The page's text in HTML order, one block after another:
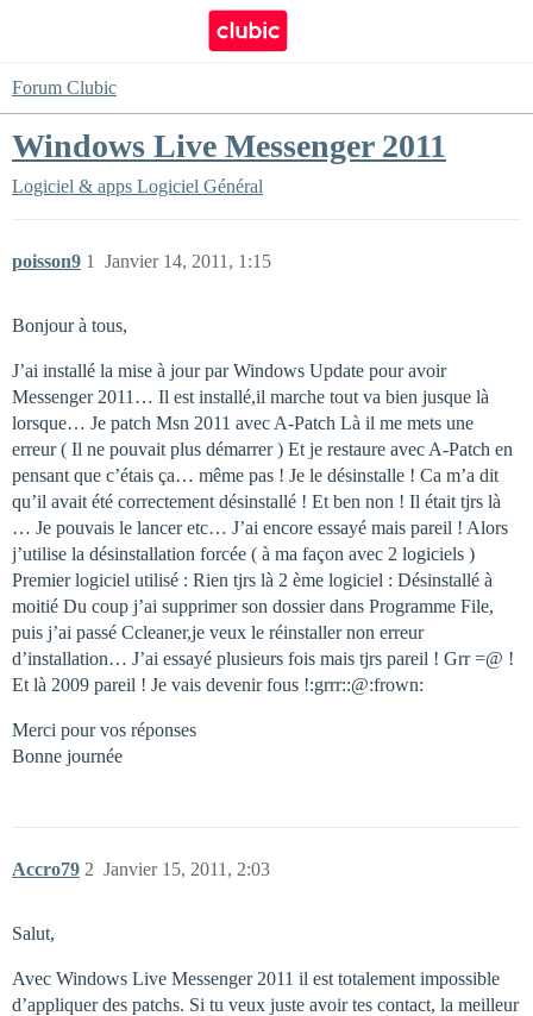
Forum Clubic
Windows Live Messenger 2011
Logiciel & apps Logiciel Général
poisson9 Janvier 14, 2011, 1:15
1
Bonjour à tous,
J’ai installé la mise à jour par Windows Update pour avoir
Messenger 2011… Il est installé,il marche tout va bien jusque là
lorsque… Je patch Msn 2011 avec A-Patch Là il me mets une
erreur ( Il ne pouvait plus démarrer ) Et je restaure avec A-Patch en
pensant que c’étais ça… même pas ! Je le désinstalle ! Ca m’a dit
qu’il avait été correctement désinstallé ! Et ben non ! Il était tjrs là
… Je pouvais le lancer etc… J’ai encore essayé mais pareil ! Alors
j’utilise la désinstallation forcée ( à ma façon avec 2 logiciels )
Premier logiciel utilisé : Rien tjrs là 2 ème logiciel : Désinstallé à
moitié Du coup j’ai supprimer son dossier dans Programme File,
puis j’ai passé Ccleaner,je veux le réinstaller non erreur
d’installation… J’ai essayé plusieurs fois mais tjrs pareil ! Grr =@ !
Et là 2009 pareil ! Je vais devenir fous !:grrr::@:frown:
Merci pour vos réponses
Bonne journée
Accro79 Janvier 15, 2011, 2:03
2
Salut,
Avec Windows Live Messenger 2011 il est totalement impossible
d’appliquer des patchs. Si tu veux juste avoir tes contact, la meilleur